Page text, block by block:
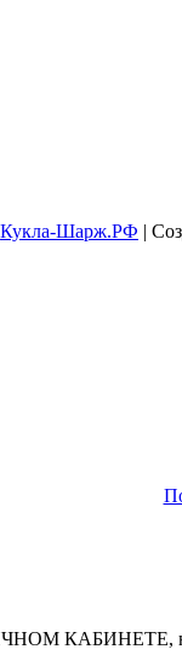
Кукла-Шарж.РФ |
нажав